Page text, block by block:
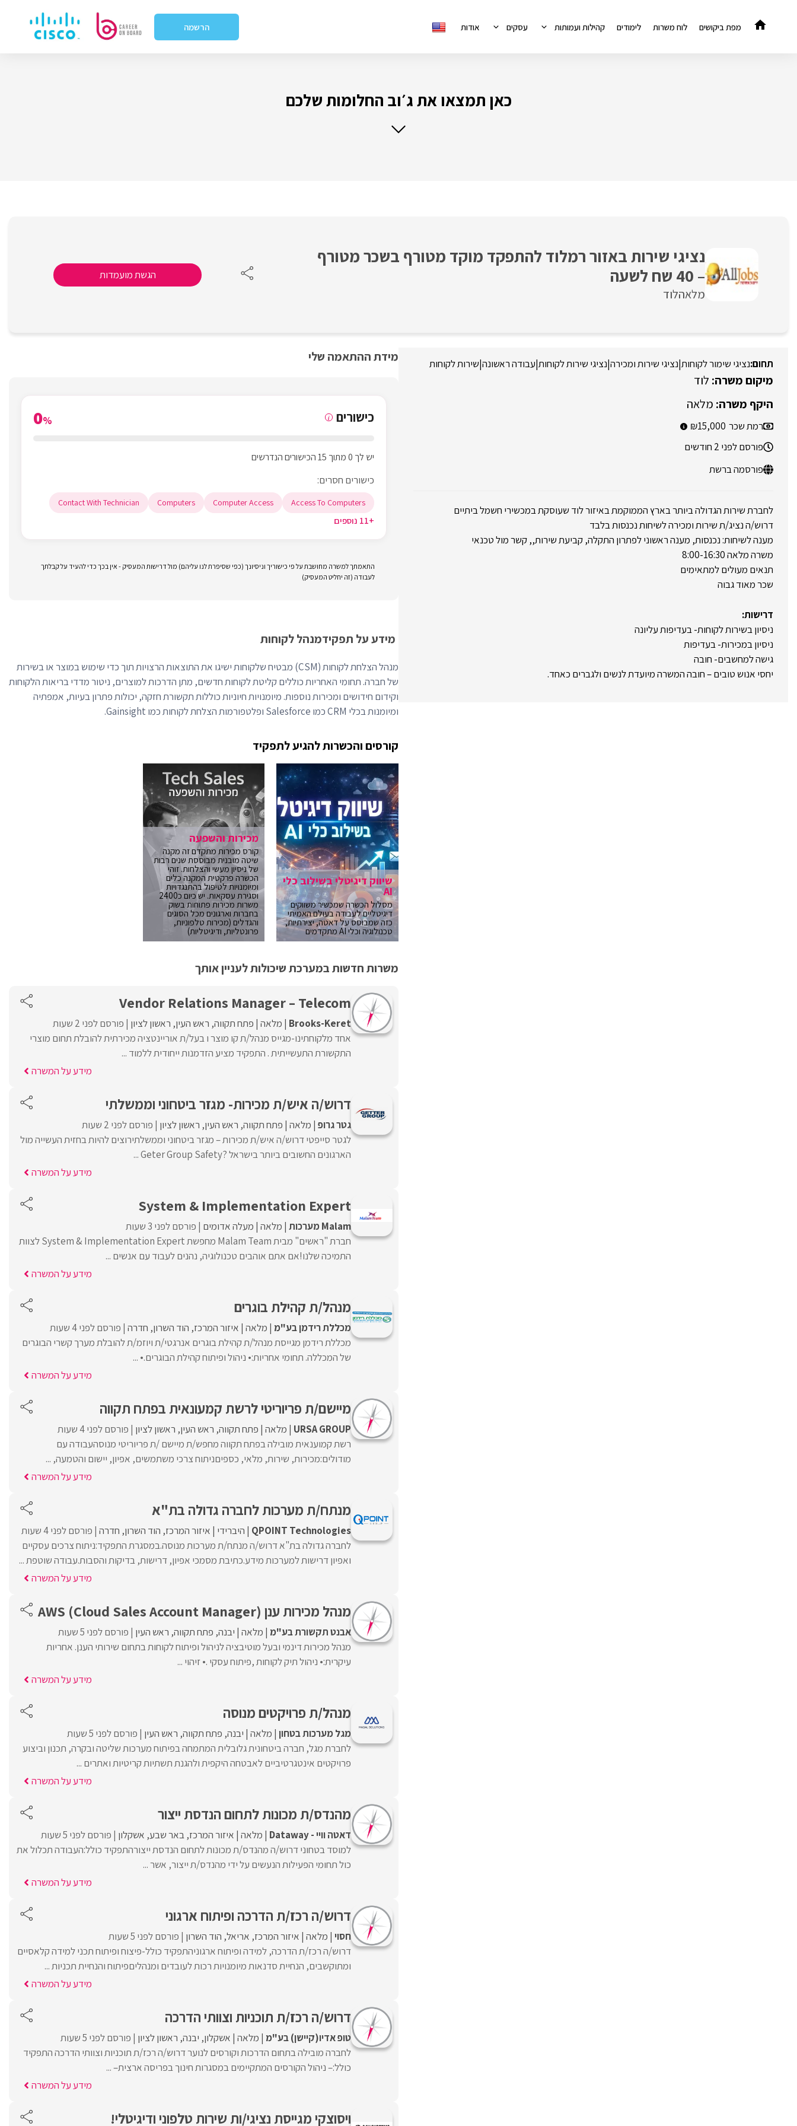
מפת ביקושים לוח משרות לימודים קהילות ועמותות עסקים אודות הרשמה
כאן תמצאו את ג׳וב החלומות שלכם
נציגי שירות באזור רמלוד להתפקד מוקד מטורף בשכר מטורף
– 40 שח לשעה
מלאהלוד
הגשת מועמדות
נציגי שימור לקוחות|נציגי שירות ומכירה|נציגי שירות לקוחות|עבודה ראשונה|שירות לקוחות
לוד
מלאה
רמת שכר 15,000
פורסם לפני 2 חודשים
פורסמה ברשת
לחברת שירות הגדולה ביותר בארץ הממוקמת באיזור לוד שעוסקת במכשירי חשמל ביתיים
דרוש/ה נציג/ת שירות ומכירה לשיחות נכנסות בלבד
מענה לשיחות: נכנסות, מענה ראשוני לפתרון התקלה, קביעת שירות,, קשר מול טכנאי
משרה מלאה 8:00-16:30
תנאים מעולים למתאימים
שכר מאוד גבוה
דרישות:
ניסיון בשירות לקוחות- בעדיפות עליונה
ניסיון במכירות- בעדיפות
גישה למחשבים- חובה
יחסי אנוש טובים – חובה המשרה מיועדת לנשים ולגברים כאחד.
מידת ההתאמה שלי
כישורים i
0%
יש לך 0 מתוך 15 הכישורים הנדרשים
כישורים חסרים:
Access To Computers
Computer Access
Computers
Contact With Technician
+11 נוספים
התאמתך למשרה מחושבת על פי כישוריך וניסיונך (כפי שסיפרת לנו עליהם) מול דרישות המעסיק - אין בכך כדי להעיד על קבלתך
לעבודה (זה יחליט המעסיק)
מידע על תפקידמנהל לקוחות
מנהל הצלחת לקוחות (CSM) מבטיח שלקוחות ישיגו את התוצאות הרצויות תוך כדי שימוש במוצר או בשירות
של חברה. תחומי האחריות כוללים קליטת לקוחות חדשים, מתן הדרכות למוצרים, ניטור מדדי בריאות הלקוחות
וקידום חידושים ומכירות נוספות. מיומנויות חיוניות כוללות תקשורת חזקה, יכולות פתרון בעיות, אמפתיה
ומיומנות בכלי CRM כמו Salesforce ופלטפורמות הצלחת לקוחות כמו Gainsight.
קורסים והכשרות להגיע לתפקיד
שיווק דיגיטלי בשילוב כלי
AI
מסלול הכשרה שמכשיר משווקים
דיגיטליים לעבודה בעולם האמיתי
כזה שמבוסס על דאטה, יצירתיות,
טכנולוגיה וכלי AI מתקדמים
מכירות והשפעה
קורס מכירות מתקדם זה מקנה
שיטה מובנית מבוססת שנים רבות
של ניסיון מעשי והצלחות. זוהי
הכשרה פרקטית המקנה כלים
ומיומנויות לטיפול בהתנגדויות
וסגירת עסקאות. יש כיום כ2400
משרות מכירות פתוחות בשוק
בחברות וארגונים מכל הסוגים
והגדלים (מכירות טלפוניות,
פרונטליות, ודיגיטליות)
משרות חדשות במערכת שיכולות לעניין אותך
Vendor Relations Manager – Telecom
Brooks-Keret מלאה פתח תקווה ראש העין ראשון לציון פורסם לפני 2 שעות
אחד מלקוחתינו-מגייס מנהל/ת קו מוצר ו בעל/ת אוריינטציה מכירתית להובלת תחום מוצרי
התקשורת התעשייתית . התפקיד מציע הזדמנות ייחודית ללמוד ...
מידע על המשרה
דרוש/ה איש/ת מכירות- מגזר ביטחוני וממשלתי
גטר גרופ מלאה פתח תקווה ראש העין ראשון לציון פורסם לפני 2 שעות
לגטר סייפטי דרוש/ה איש/ת מכירות – מגזר ביטחוני וממשלתירוצים להיות בחזית העשייה מול
הארגונים החשובים ביותר בישראל ?Geter Group Safety ...
מידע על המשרה
System & Implementation Expert
Malam מערכות מלאה מעלה אדומים פורסם לפני 3 שעות
חברת "ראשים" מבית Malam Team מחפשת System & Implementation Expert לצוות
התמיכה שלנו!אם אתם אוהבים טכנולוגיה, נהנים לעבוד עם אנשים ...
מידע על המשרה
מנהל/ת קהילת בוגרים
מכללת רידמן בע"מ מלאה איזור המרכז הוד השרון חדרה פורסם לפני 4 שעות
מכללת רידמן מגייסת מנהל/ת קהילת בוגרים אנרגטי/ת ויוזמ/ת להובלת מערך קשרי הבוגרים
של המכללה. תחומי אחריות:• ניהול ופיתוח קהילת הבוגרים.• ...
מידע על המשרה
מיישם/ת פריוריטי לרשת קמעונאית בפתח תקווה
URSA GROUP מלאה פתח תקווה ראש העין ראשון לציון פורסם לפני 4 שעות
רשת קמוענאית מובילה בפתח תקווה מחפש/ת מיישם /ת פריוריטי מנוסהעבודה עם
מודולים:מכירות, שירות, מלאי, כספיםניתוח צרכי משתמשים, אפיון, יישום והטמעה, ...
מידע על המשרה
מנתח/ת מערכות לחברה גדולה בת"א
QPOINT Technologies היברידי איזור המרכז הוד השרון חדרה פורסם לפני 4 שעות
לחברה גדולה בת"א דרוש/ה מנתח/ת מערכות מנוסה.במסגרת התפקיד:ניתוח צרכים עסקיים
ואפיון דרישות למערכות מידע.כתיבת מסמכי אפיון, דרישות, בדיקות והסבות.עבודה שוטפת ...
מידע על המשרה
מנהל מכירות ענן (Cloud Sales Account Manager) AWS
אבנט תקשורת בע"מ מלאה יבנה פתח תקווה ראש העין פורסם לפני 5 שעות
מנהל מכירות דינמי ובעל מוטיבציה לניהול ופיתוח לקוחות בתחום שירותי הענן. אחריות
עיקרית:• ניהול תיק לקוחות ,פיתוח עסקי .• זיהוי ...
מידע על המשרה
מנהל/ת פרויקטים מנוסה
מגל מערכות בטחון מלאה יבנה פתח תקווה ראש העין פורסם לפני 5 שעות
לחברת מגל, חברה ביטחונית גלובלית המתמחה בפיתוח מערכות שליטה ובקרה, תכנון וביצוע
פרויקטים אינטגרטיביים לאבטחה היקפית ולהגנת תשתיות קריטיות ואתרים ...
מידע על המשרה
מהנדס/ת מכונות לתחום הנדסת ייצור
דאטה וויי - Dataway מלאה איזור המרכז באר שבע אשקלון פורסם לפני 5 שעות
למוסד בטחוני דרוש/ה מהנדס/ת מכונות לתחום הנדסת ייצורהתפקיד כולל:העבודה תכלול את
כול תחומי הפעילות הנעשים על ידי מהנדס/ת ייצור, אשר ...
מידע על המשרה
דרוש/ה רכז/ת הדרכה ופיתוח ארגוני
חסוי מלאה איזור המרכז אריאל הוד השרון פורסם לפני 5 שעות
דרוש/ה רכז/ת הדרכה, למידה ופיתוח ארגוניהתפקיד כולל-פיצוח ופיתוח תכני למידה קלאסיים
ומתוקשבים, הנחיית סדנאות מיומנויות רכות לעובדים ומנהליםפיתוח והנחיית תכניות ...
מידע על המשרה
דרוש/ה רכז/ת תוכניות וצוותי הדרכה
טופ אדיו(קיישן) בע"מ מלאה אשקלון יבנה ראשון לציון פורסם לפני 5 שעות
לחברה מובילה בתחום הדרכות וקורסים לנוער דרוש/ה רכז/ת תוכניות וצוותי הדרכה התפקיד
כולל:– ניהול הקורסים המתקיימים במסגרות חינוך בפריסה ארצית– ...
מידע על המשרה
ויסוצקי מגייסת נציגי/ות שירות טלפוני ודיגיטלי!